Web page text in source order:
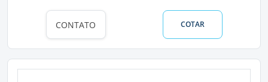
CONTATO COTAR